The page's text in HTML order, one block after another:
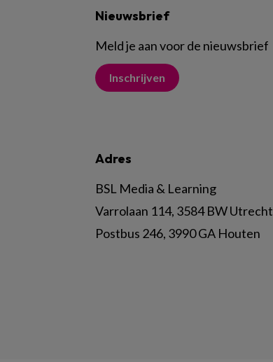
Nieuwsbrief
Meld je aan voor de nieuwsbrief
Inschrijven
Adres
BSL Media & Learning
Varrolaan 114, 3584 BW Utrecht
Postbus 246, 3990 GA Houten